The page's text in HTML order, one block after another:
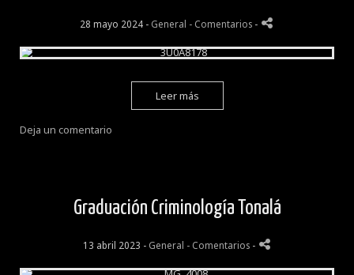
28 mayo 2024 - General - Comentarios -
Leer más
Deja un comentario
Graduación Criminología Tonalá
13 abril 2023 - General - Comentarios -